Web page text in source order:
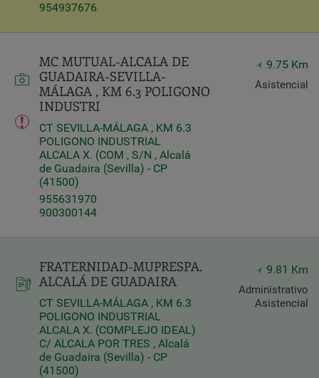
954937676
MC MUTUAL-ALCALA DE
GUADAIRA-SEVILLA-
MÁLAGA , KM 6.3 POLIGONO
INDUSTRI
CT SEVILLA-MÁLAGA , KM 6.3
POLIGONO INDUSTRIAL
ALCALA X. (COM , S/N , Alcalá
de Guadaira (Sevilla) - CP
(41500)
955631970
900300144
9.75 Km
Asistencial
FRATERNIDAD-MUPRESPA.
ALCALÁ DE GUADAIRA
CT SEVILLA-MÁLAGA , KM 6.3
POLIGONO INDUSTRIAL
ALCALA X. (COMPLEJO IDEAL)
C/ ALCALA POR TRES , Alcalá
de Guadaira (Sevilla) - CP
(41500)
9.81 Km
Administrativo
Asistencial